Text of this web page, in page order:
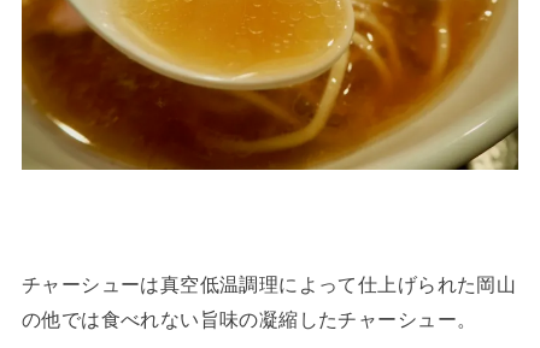
チャーシューは真空低温調理によって仕上げられた岡山
の他では食べれない旨味の凝縮したチャーシュー。